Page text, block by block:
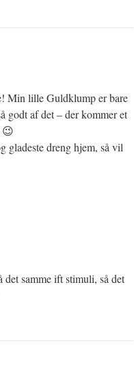
Min lille Guldklump er bare
godt af det – der kommer et
😉
gladeste dreng hjem, så vil
samme ift stimuli, så det